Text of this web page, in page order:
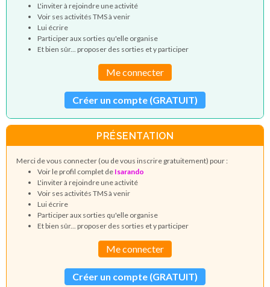
L'inviter à rejoindre une activité
Voir ses activités TMS à venir
Lui écrire
Participer aux sorties qu'elle organise
Et bien sûr... proposer des sorties et y participer
Me connecter
Créer un compte (GRATUIT)
PRÉSENTATION
Merci de vous connecter (ou de vous inscrire gratuitement) pour :
Voir le profil complet de Isarando
L'inviter à rejoindre une activité
Voir ses activités TMS à venir
Lui écrire
Participer aux sorties qu'elle organise
Et bien sûr... proposer des sorties et y participer
Me connecter
Créer un compte (GRATUIT)